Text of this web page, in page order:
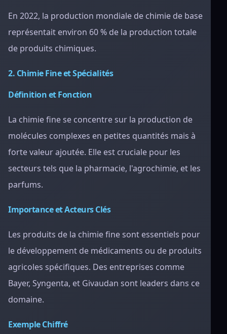
En 2022, la production mondiale de chimie de base
représentait environ 60 % de la production totale
de produits chimiques.
2. Chimie Fine et Spécialités
Définition et Fonction
La chimie fine se concentre sur la production de
molécules complexes en petites quantités mais à
forte valeur ajoutée. Elle est cruciale pour les
secteurs tels que la pharmacie, l'agrochimie, et les
parfums.
Importance et Acteurs Clés
Les produits de la chimie fine sont essentiels pour
le développement de médicaments ou de produits
agricoles spécifiques. Des entreprises comme
Bayer, Syngenta, et Givaudan sont leaders dans ce
domaine.
Exemple Chiffré